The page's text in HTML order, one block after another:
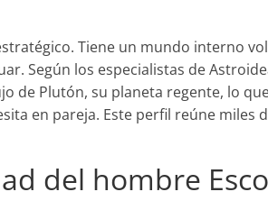
Tiene un mundo interno
Según los especialistas de
de Plutón, su planeta regente, lo
en pareja. Este perfil reúne miles
del hombre